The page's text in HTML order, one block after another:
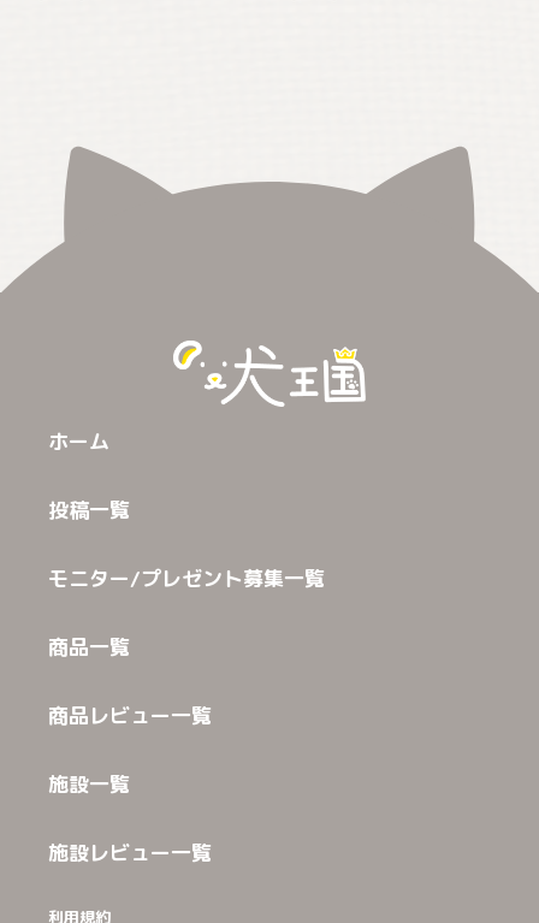
ホーム
投稿一覧
モニター/プレゼント募集一覧
商品一覧
商品レビュー一覧
施設一覧
施設レビュー一覧
利用規約